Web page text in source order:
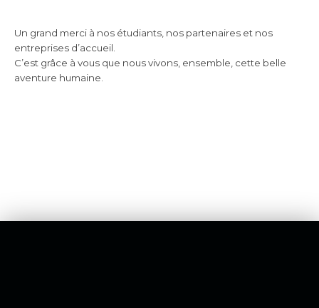
Un grand merci à nos étudiants, nos partenaires et nos
entreprises d’accueil.
C’est grâce à vous que nous vivons, ensemble, cette belle
aventure humaine.